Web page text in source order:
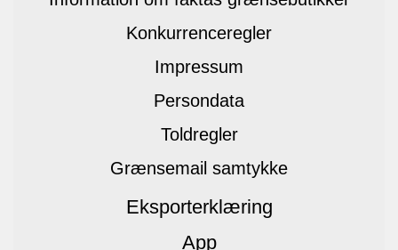
Konkurrenceregler
Impressum
Persondata
Toldregler
Grænsemail samtykke
Eksporterklæring
App